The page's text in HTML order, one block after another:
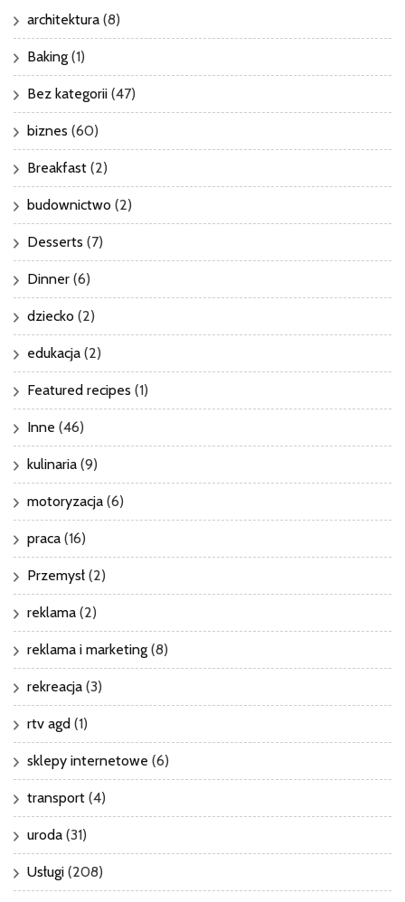
architektura (8)
Baking (1)
Bez kategorii (47)
biznes (60)
Breakfast (2)
budownictwo (2)
Desserts (7)
Dinner (6)
dziecko (2)
edukacja (2)
Featured recipes (1)
Inne (46)
kulinaria (9)
motoryzacja (6)
praca (16)
Przemysł (2)
reklama (2)
reklama i marketing (8)
rekreacja (3)
rtv agd (1)
sklepy internetowe (6)
transport (4)
uroda (31)
Usługi (208)